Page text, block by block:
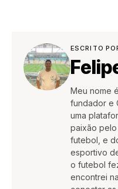
ESCRITO
Meu nome
fundador e
uma
paixão
futebol, e
esportivo
o futebol
encontrei